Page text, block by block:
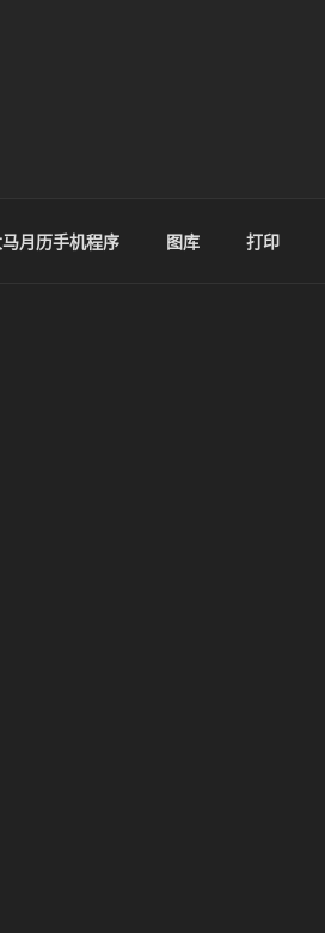
月历手机程序 图库 打印